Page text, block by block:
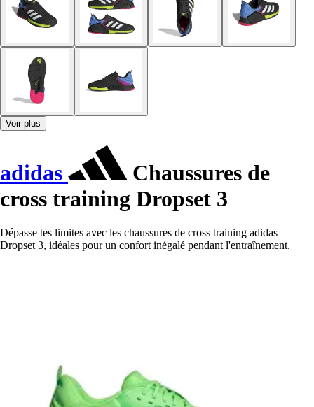
Voir plus
adidas
Chaussures de
cross training Dropset 3
Dépasse tes limites avec les chaussures de cross training adidas
Dropset 3, idéales pour un confort inégalé pendant l'entraînement.